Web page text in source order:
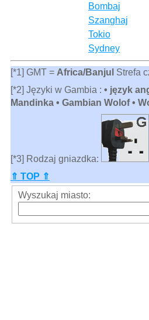
Bombaj
Szanghaj
Tokio
Sydney
[*1] GMT = Africa/Banjul Strefa
[*2] Języki w Gambia : • język
Mandinka • Gambian Wolof •
[*3] Rodzaj gniazdka:
⇑ TOP ⇑
Wyszukaj miasto: